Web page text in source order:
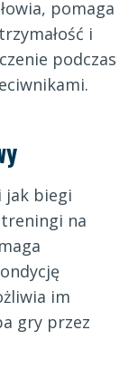
pomaga
i
podczas
jak biegi
treningi na
im
gry przez